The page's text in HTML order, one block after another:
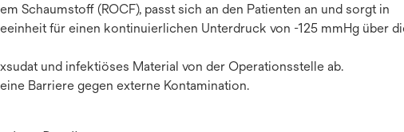
Schaumstoff (ROCF), passt sich an den Patienten an und sorgt in
für einen kontinuierlichen Unterdruck von -125 mmHg über
und infektiöses Material von der Operationsstelle ab.
Barriere gegen externe Kontamination.